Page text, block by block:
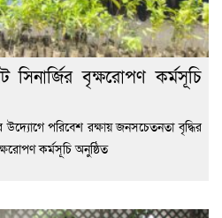
সিনার্জির বৃক্ষরোপণ কর্মসূচি
উদ্যোগে পরিবেশ রক্ষায় জনসচেতনতা বৃদ্ধির
কর্মসূচি অনুষ্ঠিত